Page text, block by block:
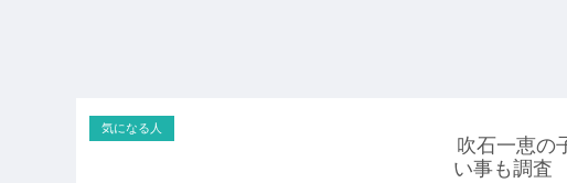
気になる人
吹石一恵の
い事も調査